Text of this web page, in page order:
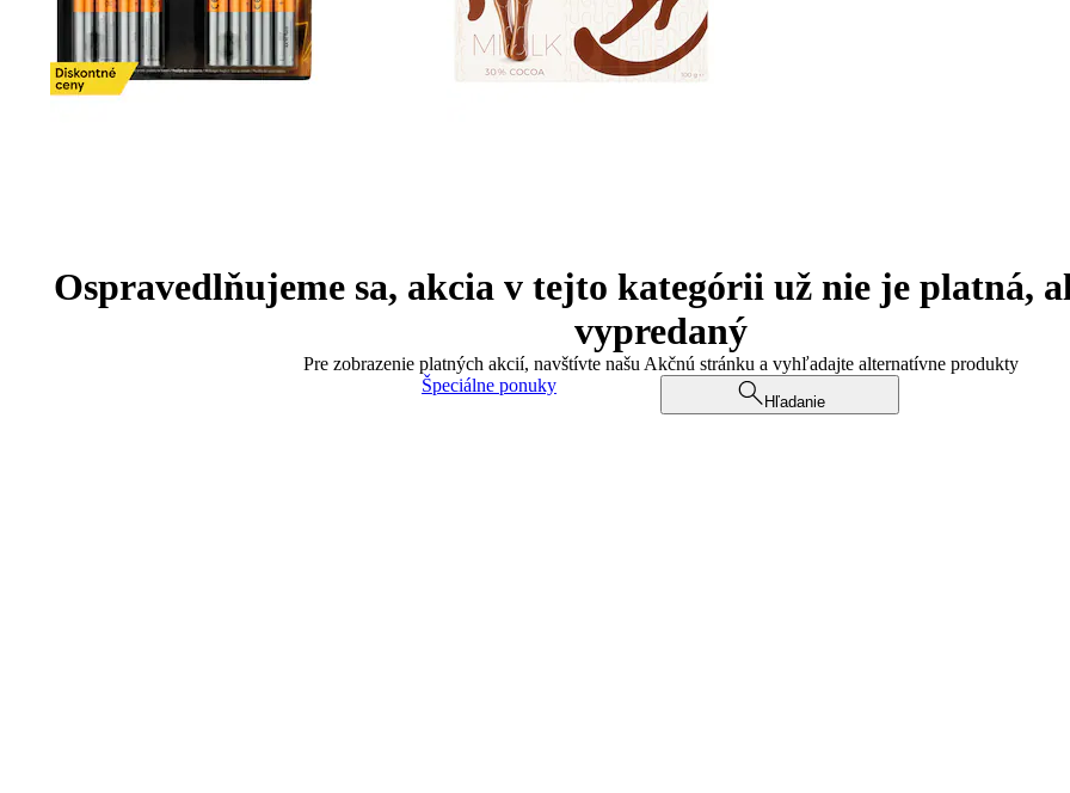
Ospravedlňujeme sa, akcia v tejto kategórii už nie je platná,
vypredaný
Pre zobrazenie platných akcií, navštívte našu Akčnú stránku a vyhľadajte alternatívne produkty
Špeciálne ponuky
Hľadanie